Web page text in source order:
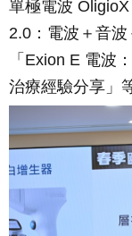
單極電波
2.0：電波＋音
「Exion E 電波
治療經驗分享」